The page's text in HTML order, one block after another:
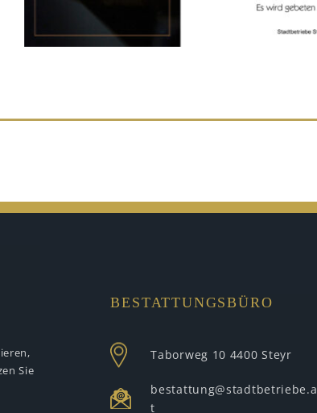
Sie
BESTATTUNGSBÜRO
Taborweg 10 4400 Steyr
bestattung@stadtbetriebe.a
t